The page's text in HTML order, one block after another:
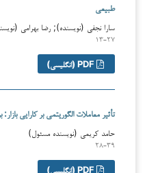
طبیعی
سارا نجفی (نویسنده); رضا بهرامی
۱۳-۲۷
تأثیر معاملات الگوریتمی بر کارایی
حامد کریمی (نویسنده مسئول)
۲۸-۳۹